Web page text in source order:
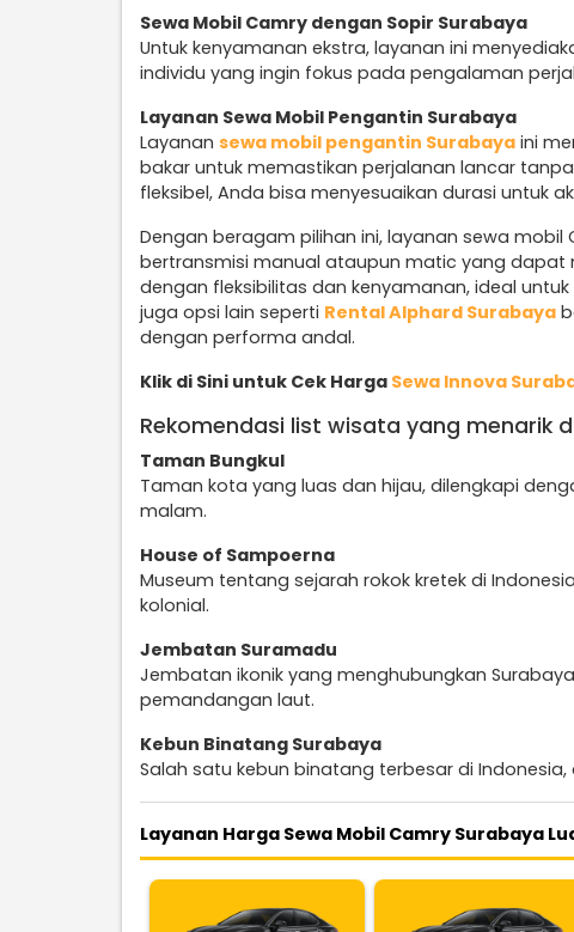
Sewa Mobil Camry dengan Sopir Surabaya
Untuk kenyamanan ekstra, layanan ini
individu yang ingin fokus pada pengalaman
Layanan Sewa Mobil Pengantin Surabaya
Layanan sewa mobil pengantin Surabaya ini
bakar untuk memastikan perjalanan lancar
fleksibel, Anda bisa menyesuaikan durasi untuk
Dengan beragam pilihan ini, layanan sewa
bertransmisi manual ataupun matic yang
dengan fleksibilitas dan kenyamanan, ideal
juga opsi lain seperti Rental Alphard Surabaya
dengan performa andal.
Klik di Sini untuk Cek Harga Sewa Innova
Rekomendasi list wisata yang menarik
Taman Bungkul
Taman kota yang luas dan hijau, dilengkapi
malam.
House of Sampoerna
Museum tentang sejarah rokok kretek di
kolonial.
Jembatan Suramadu
Jembatan ikonik yang menghubungkan
pemandangan laut.
Kebun Binatang Surabaya
Salah satu kebun binatang terbesar di
Layanan Harga Sewa Mobil Camry Surabaya